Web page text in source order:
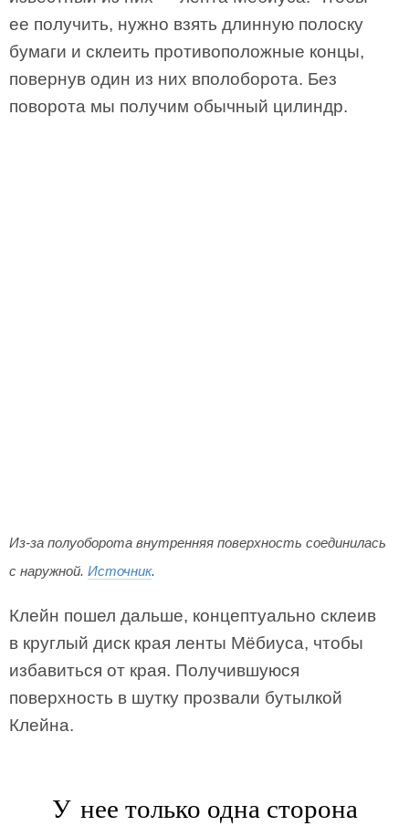
ее получить, нужно взять длинную полоску
бумаги и склеить противоположные концы,
повернув один из них вполоборота. Без
поворота мы получим обычный цилиндр.
Из-за полуоборота внутренняя поверхность соединилась
с наружной. Источник.
Клейн пошел дальше, концептуально склеив
в круглый диск края ленты Мёбиуса, чтобы
избавиться от края. Получившуюся
поверхность в шутку прозвали бутылкой
Клейна.
У нее только одна сторона